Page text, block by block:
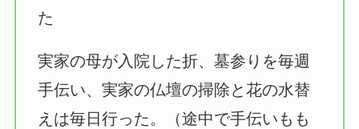
た
実家の母が入院した折、墓参りを毎週
手伝い、実家の仏壇の掃除と花の水替
えは毎日行った。（途中で手伝いもも